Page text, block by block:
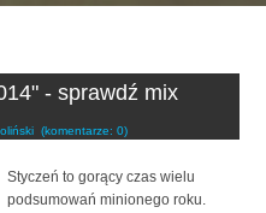
- sprawdź mix
(komentarze: 0)
Styczeń to gorący czas wielu
podsumowań minionego roku.